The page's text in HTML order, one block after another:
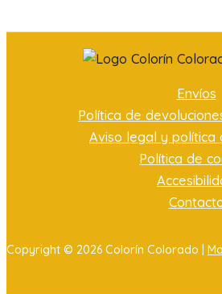
Envíos
Política de
Aviso legal y política
Política de
Copyright © 2026 Colorín Colorado |